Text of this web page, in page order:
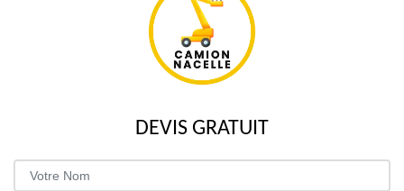
DEVIS GRATUIT